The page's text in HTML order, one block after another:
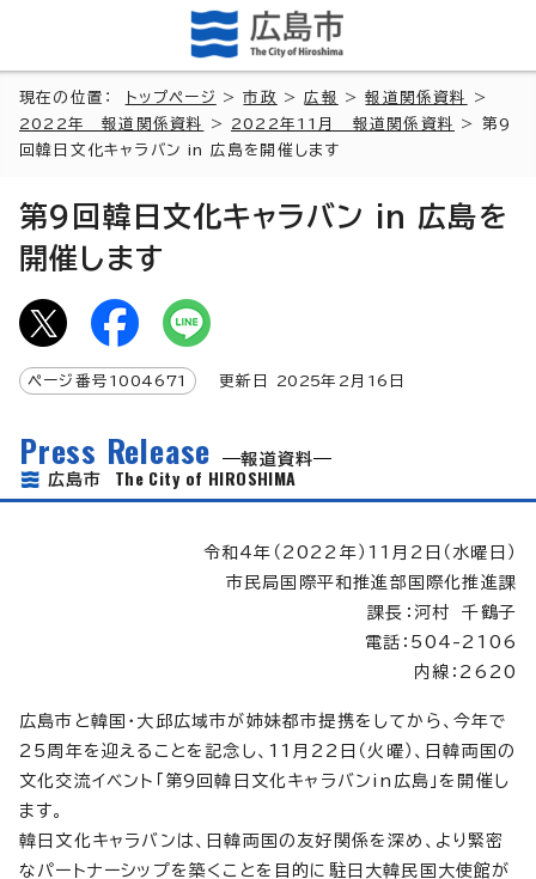
現在の位置： トップページ >市政 >広報 >報道関係資料
>
2022年 報道関係資料
> 2022年11月 報道関係資料
> 第9
回韓日文化キャラバン in 広島を開催します
第9回韓日文化キャラバン in 広島を
開催します
ページ番号 1004671 更新日 2025年2月 16 日
Press Release
報道資料
広島市 The City of HIROSHIMA
令和4年（2022年）11月2日（水曜日）
市民局国際平和推進部国際化推進課
課長：河村 千鶴子
電話：504-2106
内線：2620
広島市と韓国・大邱広域市が姉妹都市提携をしてから、今年で
25周年を迎えることを記念し、11月22日（火曜）、日韓両国の
文化交流イベント「第9回韓日文化キャラバンin広島」を開催し
ます。
韓日文化キャラバンは、日韓両国の友好関係を深め、より緊密
なパートナーシップを築くことを目的に駐日大韓民国大使館が